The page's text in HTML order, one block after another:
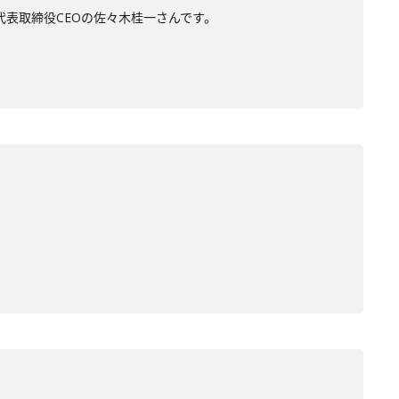
取締役CEOの佐々木桂一さんです。